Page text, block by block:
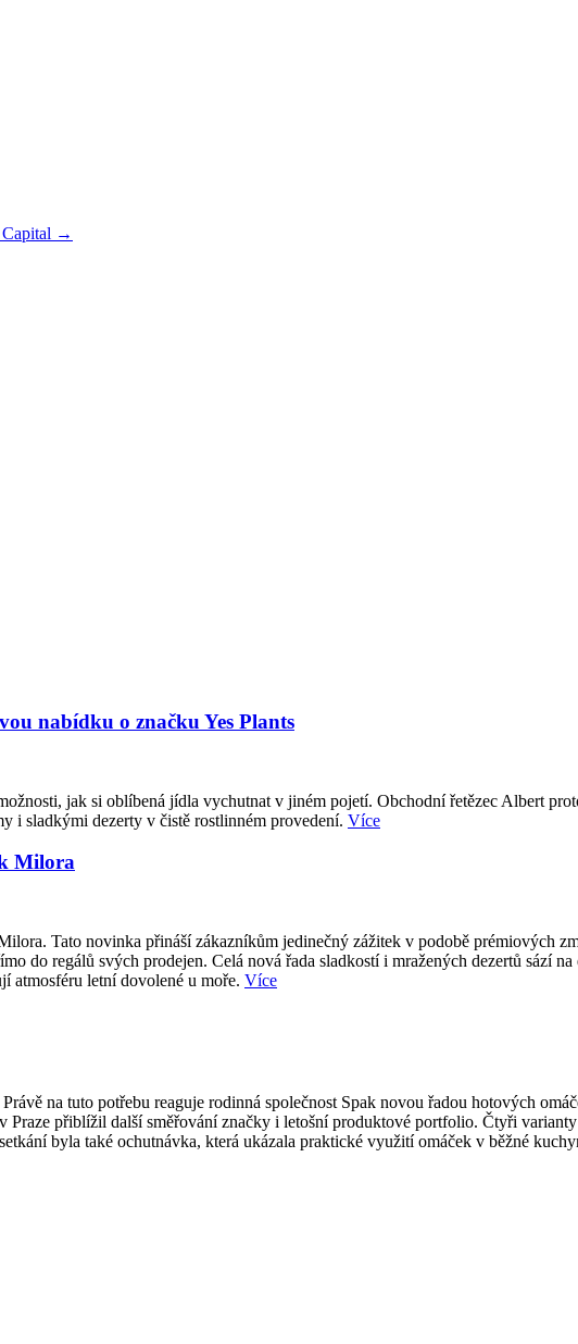
Capital →
nabídku o značku Yes Plants
jak si oblíbená jídla vychutnat v jiném pojetí. Obchodní řetězec Albert
i sladkými dezerty v čistě rostlinném provedení. Více
Milora
Tato novinka přináší zákazníkům jedinečný zážitek v podobě prémiových
do regálů svých prodejen. Celá nová řada sladkostí i mražených dezertů sází
atmosféru letní dovolené u moře. Více
na tuto potřebu reaguje rodinná společnost Spak novou řadou hotových
Praze přiblížil další směřování značky i letošní produktové portfolio. Čtyři
byla také ochutnávka, která ukázala praktické využití omáček v běžné